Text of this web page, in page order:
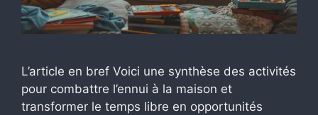
L’article en bref Voici une synthèse des activités
pour combattre l’ennui à la maison et
transformer le temps libre en opportunités